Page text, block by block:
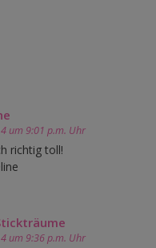
um 9:01 p.m. Uhr
richtig toll!
um 9:36 p.m. Uhr